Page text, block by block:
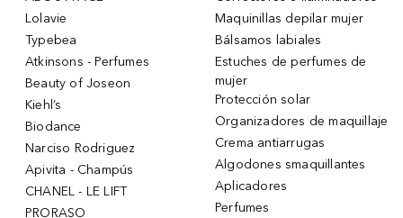
Lolavie
Typebea
Atkinsons - Perfumes
Beauty of Joseon
Kiehl’s
Biodance
Narciso Rodriguez
Apivita - Champús
CHANEL - LE LIFT
PRORASO
Maquinillas depilar mujer
Bálsamos labiales
Estuches de perfumes de
mujer
Protección solar
Organizadores de maquillaje
Crema antiarrugas
Algodones smaquillantes
Aplicadores
Perfumes